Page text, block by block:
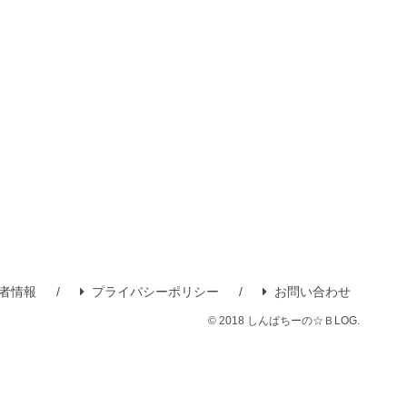
情報 プライバシーポリシー お問い合わせ
© 2018 しんぱちーの☆ＢLOG.